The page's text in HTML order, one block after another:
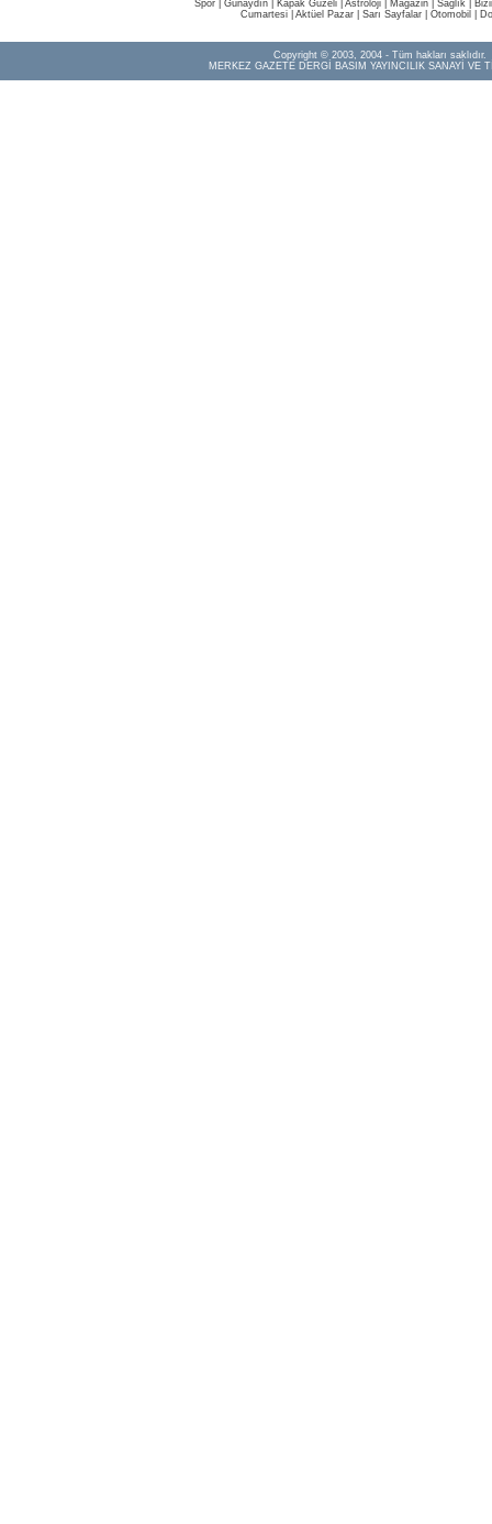
Spor Günaydın Kapak Güzeli Astroloji Magazin Sağlık
Cumartesi| Aktüel Pazar| Sarı Sayfalar| Otomobil
Copyright © 2003, 2004 - Tüm hakları saklıdır.
MERKEZ GAZETE DERGİ BASIM YAYINCILIK SANAYİ VE